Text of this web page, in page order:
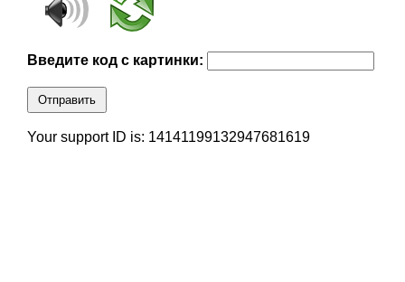
Введите код с картинки:
Отправить
Your support ID is: 14141199132947681619